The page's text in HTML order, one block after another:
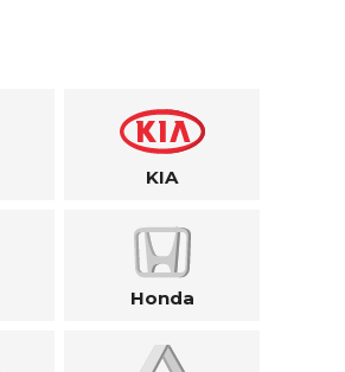
KIA
Honda